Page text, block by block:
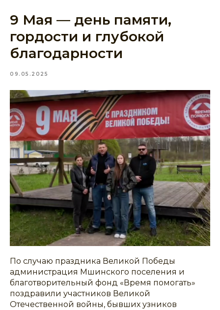
9 Мая — день памяти,
гордости и глубокой
благодарности
09.05.2025
По случаю праздника Великой Победы
администрация Мшинского поселения и
благотворительный фонд «Время помогать»
поздравили участников Великой
Отечественной войны, бывших узников